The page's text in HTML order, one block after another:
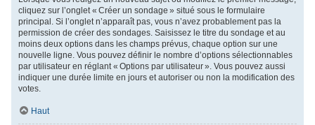
cliquez sur l’onglet « Créer un sondage » situé sous le formulaire
principal. Si l’onglet n’apparaît pas, vous n’avez probablement pas la
permission de créer des sondages. Saisissez le titre du sondage et au
moins deux options dans les champs prévus, chaque option sur une
nouvelle ligne. Vous pouvez définir le nombre d’options sélectionnables
par utilisateur en réglant « Options par utilisateur ». Vous pouvez aussi
indiquer une durée limite en jours et autoriser ou non la modification des
votes.
Haut